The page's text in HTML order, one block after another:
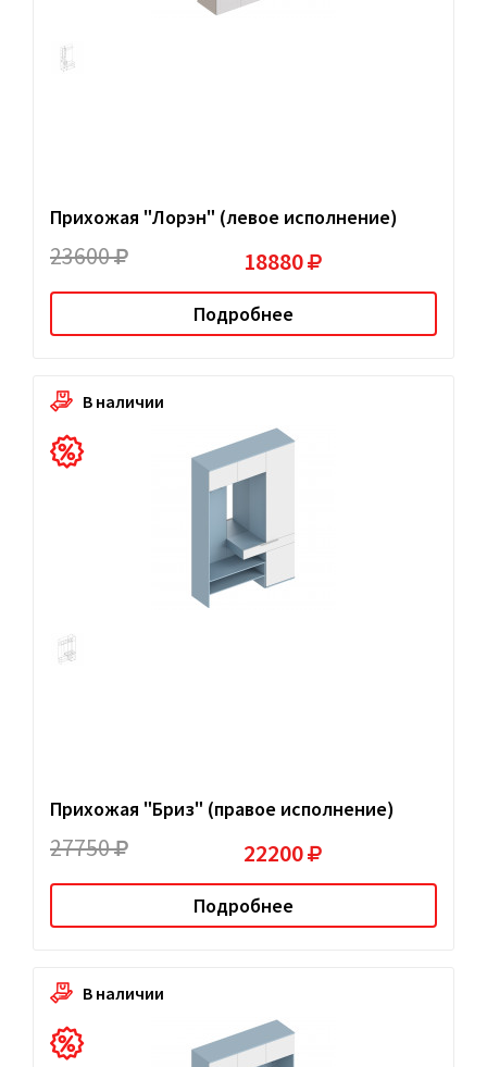
Прихожая "Лорэн" (левое исполнение)
23600 18880
Подробнее
В наличии
Прихожая "Бриз" (правое исполнение)
27750 22200
Подробнее
В наличии